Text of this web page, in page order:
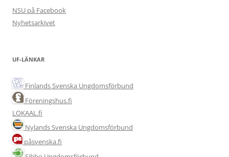
NSU på Facebook
Nyhetsarkivet
UF-LÄNKAR
Finlands Svenska Ungdomsförbund
Föreningshus.fi
LOKAAL.fi
Nylands Svenska Ungdomsförbund
påsvenska.fi